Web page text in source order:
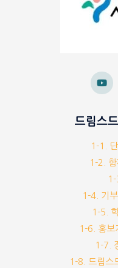
드림스
1-1.
1-2. 함
1-4. 기
1-5.
1-6. 홍보
1-7.
1-8. 드림스